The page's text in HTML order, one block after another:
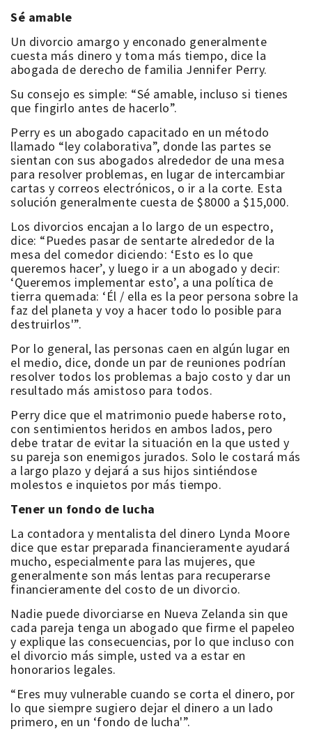
Sé amable
Un divorcio amargo y enconado generalmente
cuesta más dinero y toma más tiempo, dice la
abogada de derecho de familia Jennifer Perry.
Su consejo es simple: “Sé amable, incluso si tienes
que fingirlo antes de hacerlo”.
Perry es un abogado capacitado en un método
llamado “ley colaborativa”, donde las partes se
sientan con sus abogados alrededor de una mesa
para resolver problemas, en lugar de intercambiar
cartas y correos electrónicos, o ir a la corte. Esta
solución generalmente cuesta de $8000 a $15,000.
Los divorcios encajan a lo largo de un espectro,
dice: “Puedes pasar de sentarte alrededor de la
mesa del comedor diciendo: ‘Esto es lo que
queremos hacer’, y luego ir a un abogado y decir:
‘Queremos implementar esto’, a una política de
tierra quemada: ‘Él / ella es la peor persona sobre la
faz del planeta y voy a hacer todo lo posible para
destruirlos'”.
Por lo general, las personas caen en algún lugar en
el medio, dice, donde un par de reuniones podrían
resolver todos los problemas a bajo costo y dar un
resultado más amistoso para todos.
Perry dice que el matrimonio puede haberse roto,
con sentimientos heridos en ambos lados, pero
debe tratar de evitar la situación en la que usted y
su pareja son enemigos jurados. Solo le costará más
a largo plazo y dejará a sus hijos sintiéndose
molestos e inquietos por más tiempo.
Tener un fondo de lucha
La contadora y mentalista del dinero Lynda Moore
dice que estar preparada financieramente ayudará
mucho, especialmente para las mujeres, que
generalmente son más lentas para recuperarse
financieramente del costo de un divorcio.
Nadie puede divorciarse en Nueva Zelanda sin que
cada pareja tenga un abogado que firme el papeleo
y explique las consecuencias, por lo que incluso con
el divorcio más simple, usted va a estar en
honorarios legales.
“Eres muy vulnerable cuando se corta el dinero, por
lo que siempre sugiero dejar el dinero a un lado
primero, en un ‘fondo de lucha'”.